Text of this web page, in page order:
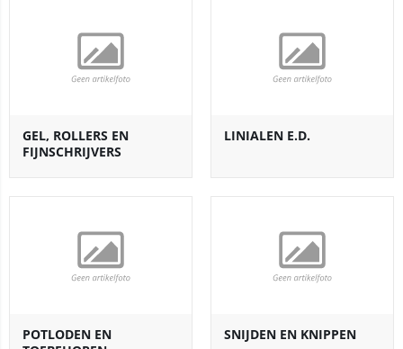
GEL, ROLLERS EN
FIJNSCHRIJVERS
LINIALEN E.D.
POTLODEN EN
SNIJDEN EN KNIPPEN